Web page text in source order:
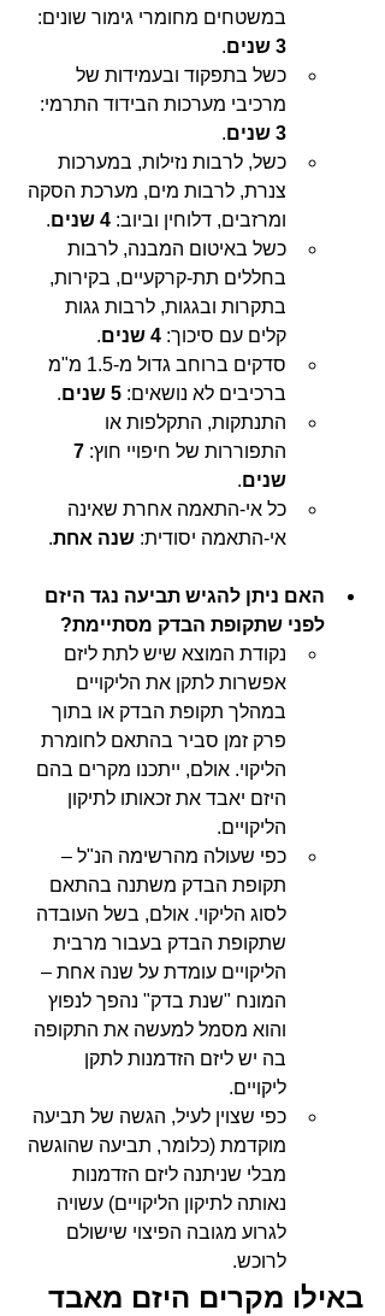
במשטחים מחומרי גימור שונים:
3 שנים
.
כשל בתפקוד ובעמידות של
מרכיבי מערכות הבידוד התרמי:
3 שנים
.
כשל, לרבות נזילות, במערכות
צנרת, לרבות מים, מערכת הסקה
ומרזבים, דלוחין וביוב: 4 שנים
.
כשל באיטום המבנה, לרבות
בחללים תת-קרקעיים, בקירות,
בתקרות ובגגות, לרבות גגות
קלים עם סיכוך: 4 שנים
.
סדקים ברוחב גדול מ-1.5 מ"מ
ברכיבים לא נושאים: 5 שנים
.
התנתקות, התקלפות או
התפוררות של חיפויי חוץ:
שנים.
כל אי-התאמה אחרת שאינה
אי-התאמה יסודית: שנה אחת.
האם ניתן להגיש תביעה נגד היזם
לפני שתקופת הבדק מסתיימת?
נקודת המוצא שיש לתת ליזם
אפשרות לתקן את הליקויים
במהלך תקופת הבדק או בתוך
פרק זמן סביר בהתאם לחומרת
הליקוי. אולם, ייתכנו מקרים בהם
היזם יאבד את זכאותו לתיקון
הליקויים.
כפי שעולה מהרשימה הנ"ל –
תקופת הבדק משתנה בהתאם
לסוג הליקוי. אולם, בשל העובדה
שתקופת הבדק בעבור מרבית
הליקויים עומדת על שנה אחת –
המונח "שנת בדק" נהפך לנפוץ
והוא מסמל למעשה את התקופה
בה יש ליזם הזדמנות לתקן
ליקויים.
כפי שצוין לעיל, הגשה של תביעה
מוקדמת (כלומר, תביעה שהוגשה
מבלי שניתנה ליזם הזדמנות
נאותה לתיקון הליקויים) עשויה
לגרוע מגובה הפיצוי שישולם
לרוכש.
באילו מקרים היזם מאבד